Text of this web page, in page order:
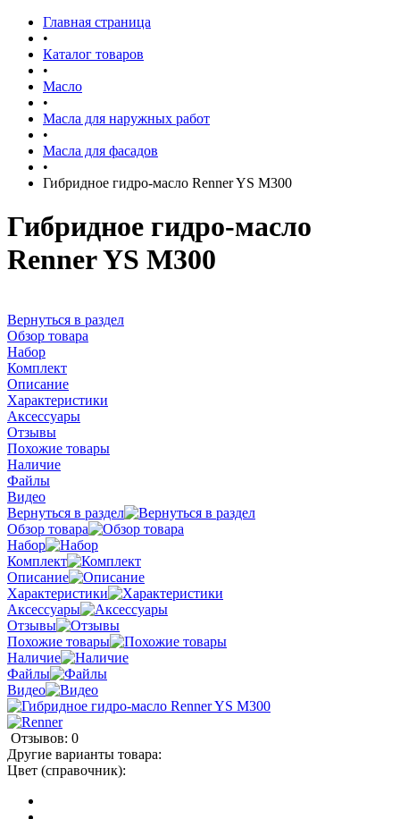
Главная страница
•
Каталог товаров
•
Масло
•
Масла для наружных работ
•
Масла для фасадов
•
Гибридное гидро-масло Renner YS M300
Гибридное гидро-масло
Renner YS M300
Вернуться в раздел
Обзор товара
Набор
Комплект
Описание
Характеристики
Аксессуары
Отзывы
Похожие товары
Наличие
Файлы
Видео
Вернуться в раздел
Обзор товара
Набор
Комплект
Описание
Характеристики
Аксессуары
Отзывы
Похожие товары
Наличие
Файлы
Видео
Отзывов: 0
Другие варианты товара:
Цвет (справочник):